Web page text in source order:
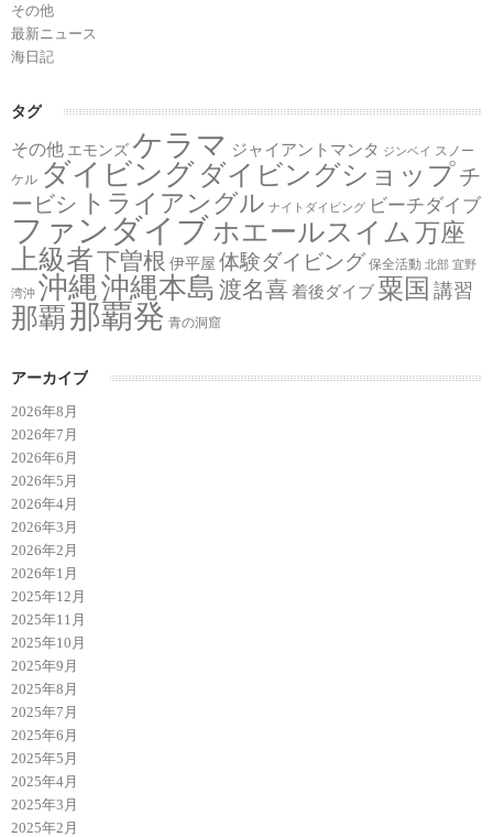
その他
最新ニュース
海日記
タグ
その他 エモンズ ケラマ ジャイアントマンタ ジンベイ
スノー
ケル ダイビング ダイビングショップチ
ービシ トライアングル ナイトダイビング ビーチダイブ
ファンダイブホエールスイム 万座
上級者下曽根 伊平屋 体験ダイビング 保全活動 北部 宜野
湾沖 沖縄沖縄本島 渡名喜 着後ダイブ 粟国 講習
那覇 那覇発 青の洞窟
アーカイブ
2026年8月
2026年7月
2026年6月
2026年5月
2026年4月
2026年3月
2026年2月
2026年1月
2025年12月
2025年11月
2025年10月
2025年9月
2025年8月
2025年7月
2025年6月
2025年5月
2025年4月
2025年3月
2025年2月